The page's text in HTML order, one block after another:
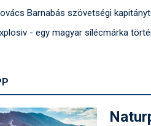
Barnabás szövetségi
- egy magyar sílécmárka